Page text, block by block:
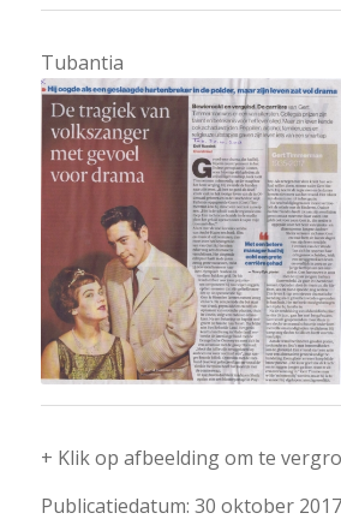
Tubantia
+ Klik op afbeelding om te
Publicatiedatum: 30 oktober 2017